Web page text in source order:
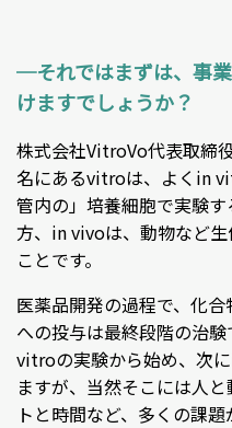
─それではまずは、事
けますでしょうか？
株式会社VitroVo代表取締
名にあるvitroは、よくin
管内の」培養細胞で実験
方、in vivoは、動物など
ことです。
医薬品開発の過程で、化
への投与は最終段階の治
vitroの実験から始め、次
ますが、当然そこには人
トと時間など、多くの課題